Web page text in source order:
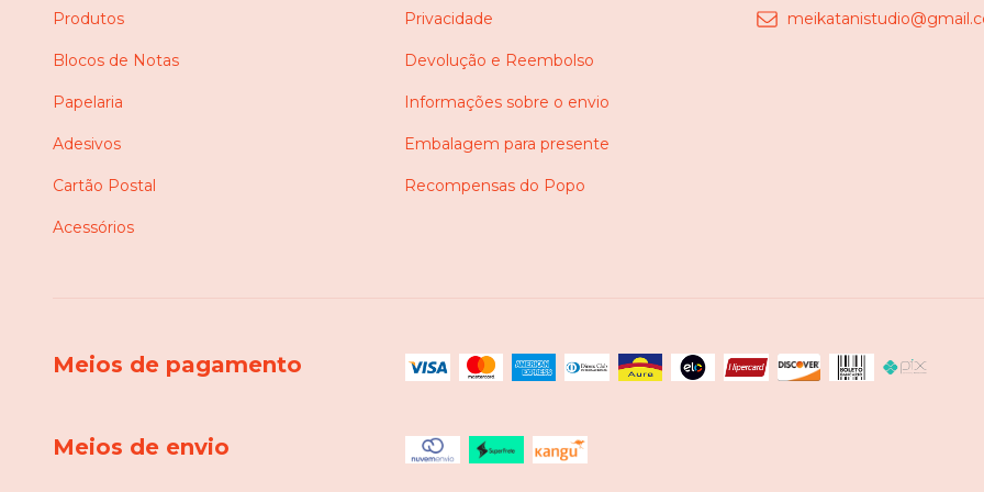
Produtos
Blocos de Notas
Papelaria
Adesivos
Cartão Postal
Acessórios
Privacidade
Devolução e Reembolso
Informações sobre o envio
Embalagem para presente
Recompensas do Popo
Meios de pagamento
Meios de envio